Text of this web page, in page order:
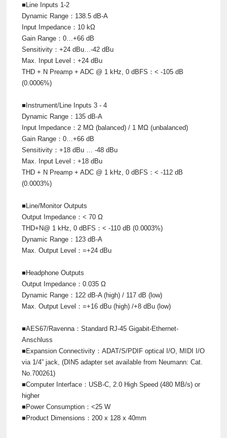
■Line Inputs 1-2
Dynamic Range：138.5 dB-A
Input Impedance：10 kΩ
Gain Range：0…+66 dB
Sensitivity：+24 dBu…-42 dBu
Max. Input Level：+24 dBu
THD + N Preamp + ADC @ 1 kHz, 0 dBFS：< -105 dB
(0.0006%)
■Instrument/Line Inputs 3 - 4
Dynamic Range：135 dB-A
Input Impedance：2 MΩ (balanced) / 1 MΩ (unbalanced)
Gain Range：0…+66 dB
Sensitivity：+18 dBu … -48 dBu
Max. Input Level：+18 dBu
THD + N Preamp + ADC @ 1 kHz, 0 dBFS：< -112 dB
(0.0003%)
■Line/Monitor Outputs
Output Impedance：< 70 Ω
THD+N@ 1 kHz, 0 dBFS：< -110 dB (0.0003%)
Dynamic Range：123 dB-A
Max. Output Level：=+24 dBu
■Headphone Outputs
Output Impedance：0.035 Ω
Dynamic Range：122 dB-A (high) / 117 dB (low)
Max. Output Level：=+16 dBu (high) /+8 dBu (low)
■AES67/Ravenna：Standard RJ-45 Gigabit-Ethernet-
Anschluss
■Expansion Connectivity：ADAT/S/PDIF optical I/O, MIDI I/O
via 1/4” jack, (DIN5 adapter set available from Neumann: Cat.
No.700261)
■Computer Interface：USB-C, 2.0 High Speed (480 MB/s) or
higher
■Power Consumption：<25 W
■Product Dimensions：200 x 128 x 40mm